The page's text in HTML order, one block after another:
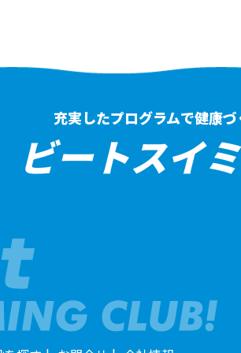
充実したプログラムで健康づ
ビートスイ